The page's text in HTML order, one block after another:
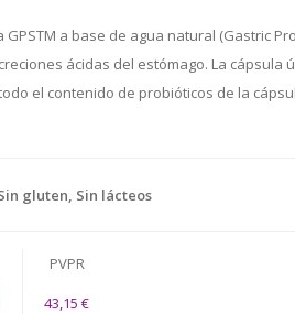
a base de agua natural (Gastric
ácidas del estómago. La cápsula
el contenido de probióticos de la
gluten, Sin lácteos
PVPR
43,15 €